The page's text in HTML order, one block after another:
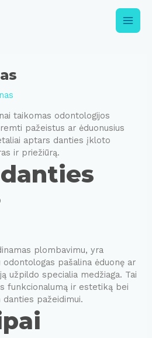
Main
taikomas odontologijos
pažeistus ar ėduonusius
aptars danties įkloto
ir priežiūrą.
plombavimu, yra
pašalina ėduonę ar
užpildo specialia medžiaga. Tai
funkcionalumą ir estetiką bei
pažeidimui.